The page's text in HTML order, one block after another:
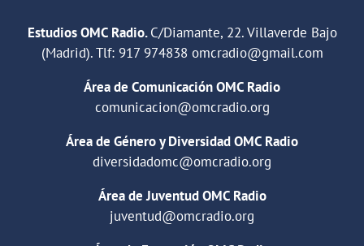
Estudios OMC Radio.C/Diamante, 22. Villaverde Bajo
(Madrid). Tlf: 917 974838 omcradio@gmail.com
Área de Comunicación OMC Radio
comunicacion@omcradio.org
Área de Género y Diversidad OMC Radio
diversidadomc@omcradio.org
Área de Juventud OMC Radio
juventud@omcradio.org